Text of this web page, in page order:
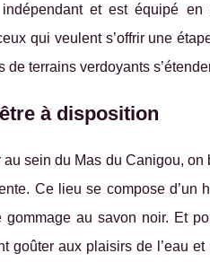
et est équipé en
qui veulent s’offrir une
de terrains verdoyants
à disposition
sein du Mas du Canigou,
Ce lieu se compose d’un
gommage au savon noir. Et
goûter aux plaisirs de l’eau